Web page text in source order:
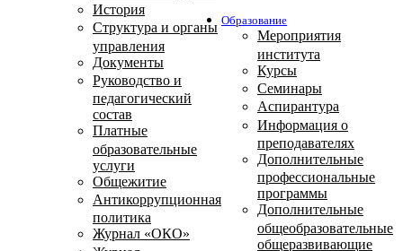
История
Структура и органы
управления
Документы
Руководство и
педагогический
состав
Платные
образовательные
услуги
Общежитие
Антикоррупционная
политика
Журнал «ОКО»
Образование
Мероприятия
института
Курсы
Семинары
Аспирантура
Информация о
преподавателях
Дополнительные
профессиональные
программы
Дополнительные
общеобразовательные
общеразвивающие